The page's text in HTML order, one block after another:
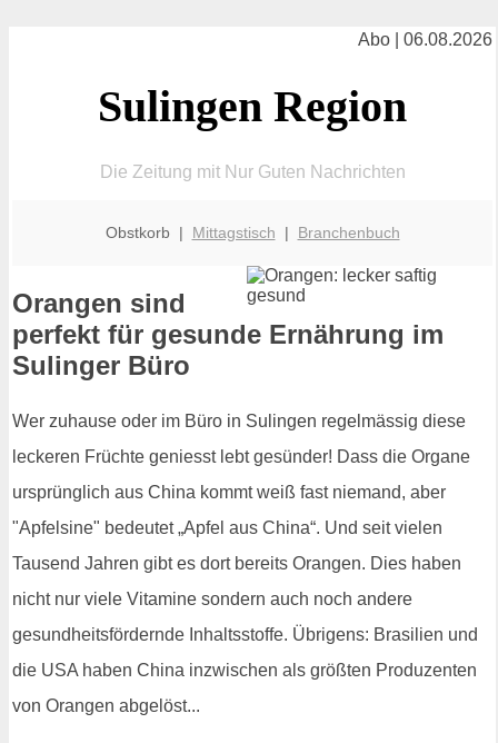
Abo | 06.08.2026
Sulingen Region
Die Zeitung mit Nur Guten Nachrichten
Obstkorb | Mittagstisch | Branchenbuch
Orangen sind
perfekt für gesunde Ernährung im
Sulinger Büro
Wer zuhause oder im Büro in Sulingen regelmässig diese
leckeren Früchte geniesst lebt gesünder! Dass die Organe
ursprünglich aus China kommt weiß fast niemand, aber
"Apfelsine" bedeutet „Apfel aus China“. Und seit vielen
Tausend Jahren gibt es dort bereits Orangen. Dies haben
nicht nur viele Vitamine sondern auch noch andere
gesundheitsfördernde Inhaltsstoffe. Übrigens: Brasilien und
die USA haben China inzwischen als größten Produzenten
von Orangen abgelöst...